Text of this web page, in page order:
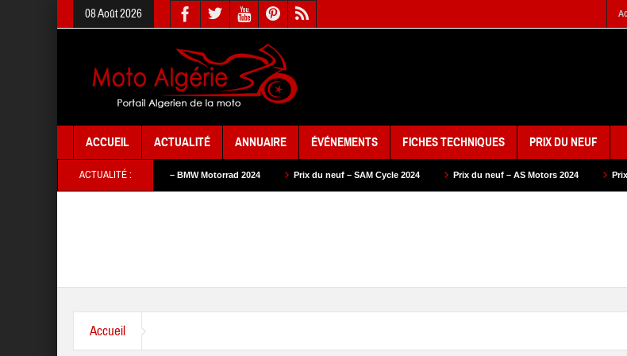
08 Août 2026
ACCUEIL ACTUALITÉ ANNUAIRE ÉVÉNEMENTS FICHES TECHNIQUES PRIX DU NEUF
ACTUALITÉ :
Prix du neuf – BMW Motorrad 2024 Prix du neuf – SAM Cycle 2024 Prix du neuf – AS Motors 2024 Prix du neuf – VMS
Accueil